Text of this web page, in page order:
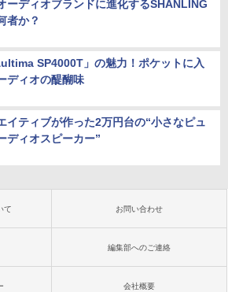
ーディオブランドに進化するSHANLING
者か？
SP4000T」の魅力！ポケットに入
ディオの醍醐味
イティブが作った2万円台の“小さなピュ
ディオスピーカー”
て お問い合わせ
編集部へのご連絡
会社概要